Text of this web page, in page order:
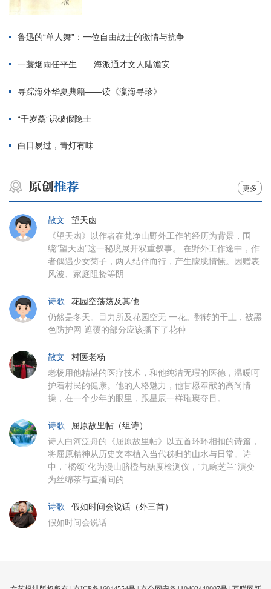
鲁迅的“单人舞”：一位自由战士的激情与抗争
一蓑烟雨任平生——海派通才文人陆澹安
寻踪海外华夏典籍——读《瀛海寻珍》
“千岁蘽”识破假隐士
白日易过，青灯有味
更多
散文 | 望天凼
《望天凼》以作者在梵净山野外工作的经历为背景，围
绕“望天凼”这一秘境展开双重叙事。 在野外工作途中，作
者偶遇少女菊子，两人结伴而行，产生朦胧情愫。因赠表
风波、家庭阻挠等阴
诗歌 | 花园空荡荡及其他
仍然是冬天。目力所及花园空无 一花。翻转的干土，被黑
色防护网 遮覆的部分应该播下了花种
散文 | 村医老杨
老杨用他精湛的医疗技术，和他纯洁无瑕的医德，温暖呵
护着村民的健康。他的人格魅力，他甘愿奉献的高尚情
操，在一个少年的眼里，跟星辰一样璀璨夺目。
诗歌 | 屈原故里帖（组诗）
诗人白河泛舟的《屈原故里帖》以五首环环相扣的诗篇，
将屈原精神从历史文本植入当代秭归的山水与日常。诗
中，“橘颂”化为漫山脐橙与糖度检测仪，“九畹芝兰”演变
为丝绵茶与直播间的
诗歌 | 假如时间会说话（外三首）
假如时间会说话